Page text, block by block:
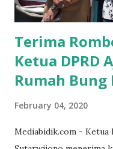
MEA, seharusnya
dana pinjaman unt...
Terima
Ketua DPRD
Rumah Bung
February 04, 2020
Mediabidik.com - Ketua